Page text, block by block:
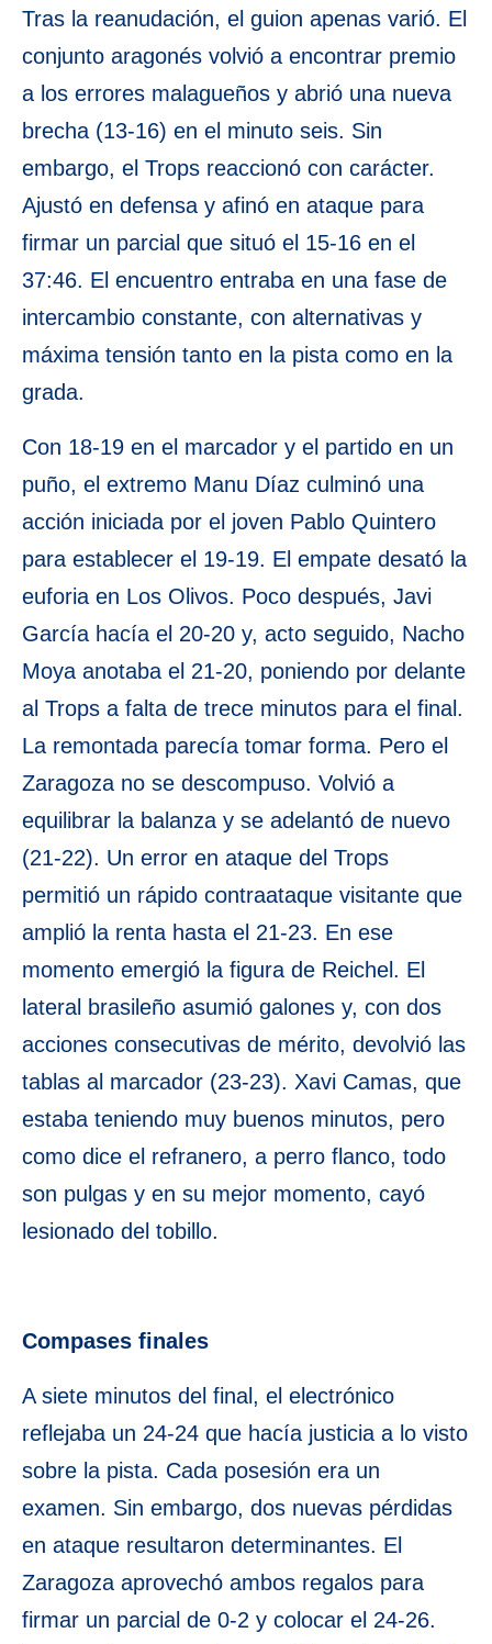
Tras la reanudación, el guion apenas varió. El
conjunto aragonés volvió a encontrar premio
a los errores malagueños y abrió una nueva
brecha (13-16) en el minuto seis. Sin
embargo, el Trops reaccionó con carácter.
Ajustó en defensa y afinó en ataque para
firmar un parcial que situó el 15-16 en el
37:46. El encuentro entraba en una fase de
intercambio constante, con alternativas y
máxima tensión tanto en la pista como en la
grada.
Con 18-19 en el marcador y el partido en un
puño, el extremo Manu Díaz culminó una
acción iniciada por el joven Pablo Quintero
para establecer el 19-19. El empate desató la
euforia en Los Olivos. Poco después, Javi
García hacía el 20-20 y, acto seguido, Nacho
Moya anotaba el 21-20, poniendo por delante
al Trops a falta de trece minutos para el final.
La remontada parecía tomar forma. Pero el
Zaragoza no se descompuso. Volvió a
equilibrar la balanza y se adelantó de nuevo
(21-22). Un error en ataque del Trops
permitió un rápido contraataque visitante que
amplió la renta hasta el 21-23. En ese
momento emergió la figura de Reichel. El
lateral brasileño asumió galones y, con dos
acciones consecutivas de mérito, devolvió las
tablas al marcador (23-23). Xavi Camas, que
estaba teniendo muy buenos minutos, pero
como dice el refranero, a perro flanco, todo
son pulgas y en su mejor momento, cayó
lesionado del tobillo.
Compases finales
A siete minutos del final, el electrónico
reflejaba un 24-24 que hacía justicia a lo visto
sobre la pista. Cada posesión era un
examen. Sin embargo, dos nuevas pérdidas
en ataque resultaron determinantes. El
Zaragoza aprovechó ambos regalos para
firmar un parcial de 0-2 y colocar el 24-26.